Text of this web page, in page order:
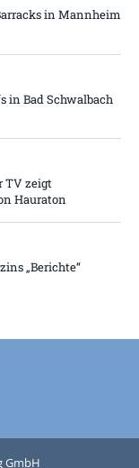
in Mannheim
in Bad Schwalbach
TV zeigt
Hauraton
„Berichte“
GmbH